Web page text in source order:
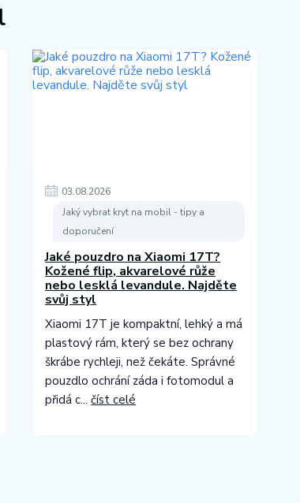
03.08.2026
Jaký vybrat kryt na mobil - tipy a
doporučení
Jaké pouzdro na Xiaomi 17T?
Kožené flip, akvarelové růže
nebo lesklá levandule. Najděte
svůj styl
Xiaomi 17T je kompaktní, lehký a má
plastový rám, který se bez ochrany
škrábe rychleji, než čekáte. Správné
pouzdlo ochrání záda i fotomodul a
přidá c...číst celé